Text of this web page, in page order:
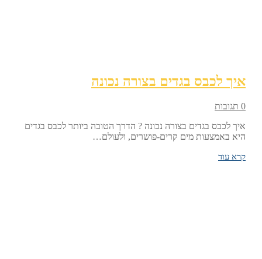
איך לכבס בגדים בצורה נכונה
0 תגובות
איך לכבס בגדים בצורה נכונה ? הדרך הטובה ביותר לכבס בגדים
היא באמצעות מים קרים-פושרים, ולעולם…
קרא עוד